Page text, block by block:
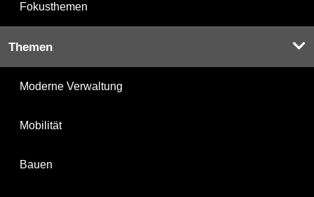
Fokusthemen
Themen
Moderne Verwaltung
Mobilität
Bauen